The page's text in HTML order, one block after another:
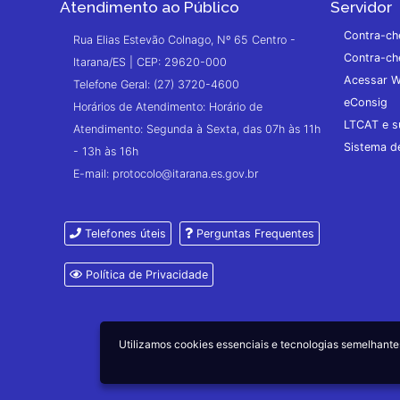
Atendimento ao Público
Rua Elias Estevão Colnago, Nº 65 Centro -
Itarana/ES | CEP: 29620-000
Telefone Geral: (27) 3720-4600
Horários de Atendimento: Horário de
Atendimento: Segunda à Sexta, das 07h às 11h
- 13h às 16h
E-mail: protocolo@itarana.es.gov.br
Telefones úteis Perguntas Frequentes
Política de Privacidade
Servidor
Contra-
Contra-
Acessar
eConsig
LTCAT e
Sistema
Utilizamos cookies essenciais e tecnologias